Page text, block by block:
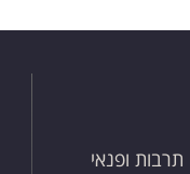
תרבות ופנאי